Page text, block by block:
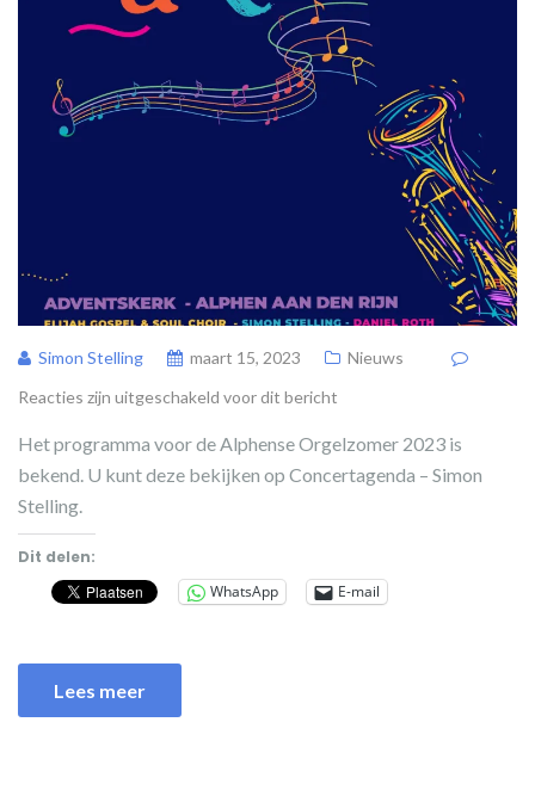
Simon Stelling maart 15, 2023
Nieuws
Reacties zijn uitgeschakeld voor dit bericht
Het programma voor de Alphense Orgelzomer 2023 is
bekend. U kunt deze bekijken op Concertagenda – Simon
Stelling.
Dit delen:
WhatsApp
E-mail
Lees meer